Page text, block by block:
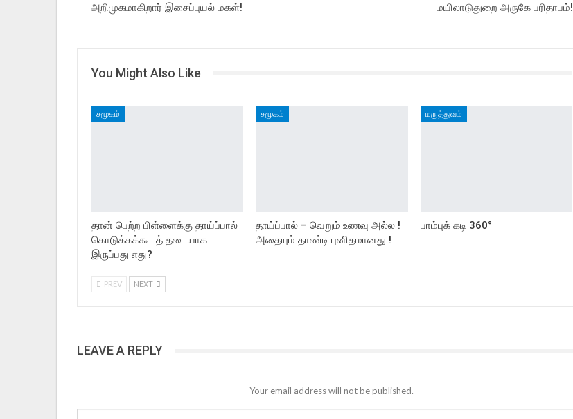
அறிமுகமாகிறார் இசைப்புயல் மகள்!
மயிலாடுதுறை அருகே பரிதாபம்!
You Might Also Like
சமூகம்
தான் பெற்ற பிள்ளைக்கு தாய்ப்பால்
கொடுக்கக்கூடத் தடையாக
இருப்பது எது?
சமூகம்
தாய்ப்பால் – வெறும் உணவு அல்ல !
அதையும் தாண்டி புனிதமானது !
மருத்துவம்
பாம்புக் கடி 360°
PREV NEXT
LEAVE A REPLY
Your email address will not be published.